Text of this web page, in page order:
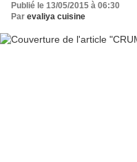
Publié le 13/05/2015 à 06:30
Par evaliya cuisine